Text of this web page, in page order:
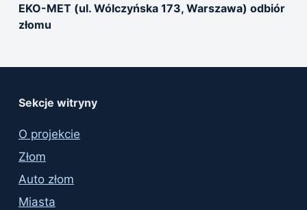
EKO-MET (ul. Wólczyńska 173, Warszawa) odbiór
złomu
Sekcje witryny
O projekcie
Złom
Auto złom
Miasta